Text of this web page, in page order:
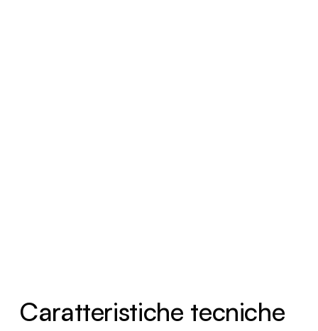
Caratteristiche tecniche